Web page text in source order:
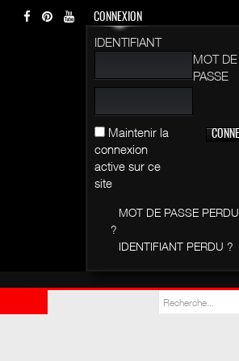
CONNEXION
IDENTIFIANT
MOT DE
PASSE
Maintenir la
connexion
active sur ce
site
MOT DE PASSE PERDU
?
IDENTIFIANT PERDU ?